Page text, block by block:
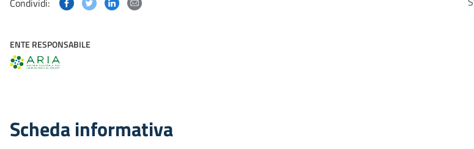
Condividi:
ENTE RESPONSABILE
Scheda informativa